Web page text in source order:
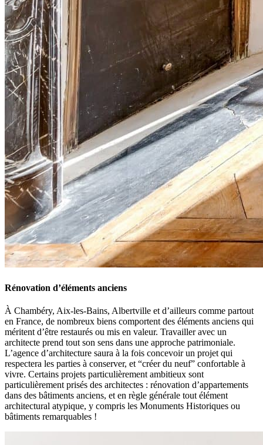
Rénovation d’éléments anciens
À Chambéry, Aix-les-Bains, Albertville et d’ailleurs comme partout
en France, de nombreux biens comportent des éléments anciens qui
méritent d’être restaurés ou mis en valeur. Travailler avec un
architecte prend tout son sens dans une approche patrimoniale.
L’agence d’architecture saura à la fois concevoir un projet qui
respectera les parties à conserver, et “créer du neuf” confortable à
vivre. Certains projets particulièrement ambitieux sont
particulièrement prisés des architectes : rénovation d’appartements
dans des bâtiments anciens, et en règle générale tout élément
architectural atypique, y compris les Monuments Historiques ou
bâtiments remarquables !